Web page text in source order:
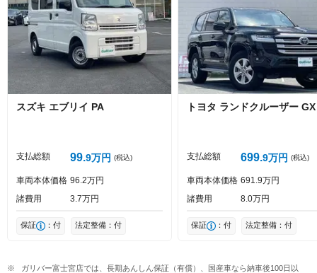
Captcha
スズキ エブリイ PA
支払総額 99 9万円 (税込)
車両本体価格 96 2万円
諸費用
3 7万円
保証 ：付 法定整備：付
トヨタ ランドクルーザー GX
支払総額 699 9万円 (税込)
車両本体価格 691 9万円
諸費用
8 0万円
保証 ：付 法定整備：付
ガリバー富士宮店では、長期あんしん保証（有償）、国産車なら納車後100日以